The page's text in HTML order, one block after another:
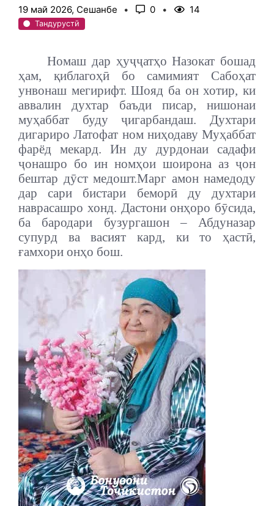
19 май 2026, Сешанбе 0 14
Тандурустӣ
Номаш дар ҳуҷҷатҳо Назокат бошад
ҳам, қиблагоҳӣ бо самимият Сабоҳат
унвонаш мегирифт. Шояд ба он хотир, ки
аввалин духтар баъди писар, нишонаи
муҳаббат буду ҷигарбандаш. Духтари
дигариро Латофат ном ниҳодаву Муҳаббат
фарёд мекард. Ин ду дурдонаи садафи
ҷонашро бо ин номҳои шоирона аз ҷон
бештар дӯст медошт.Марг амон намедоду
дар сари бистари беморӣ ду духтари
наврасашро хонд. Дастони онҳоро бӯсида,
ба бародари бузургашон – Абдуназар
супурд ва васият кард, ки то ҳастӣ,
ғамхори онҳо бош.